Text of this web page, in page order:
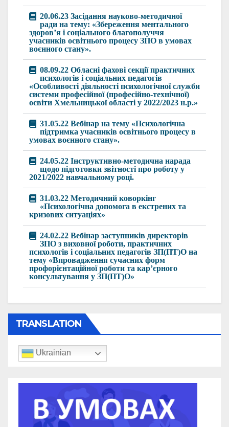
20.06.23 Засідання науково-методичної
ради на тему: «Збереження ментального
здоров’я і соціального благополуччя
учасників освітнього процесу ЗПО в умовах
воєнного стану».
08.09.22 Обласні фахові секції практичних
психологів і соціальних педагогів
«Особливості діяльності психологічної служби
системи професійної (професійно-технічної)
освіти Хмельницької області у 2022/2023 н.р.»
31.05.22 Вебінар на тему «Психологічна
підтримка учасників освітнього процесу в
умовах воєнного стану».
24.05.22 Інструктивно-методична нарада
щодо підготовки звітності про роботу у
2021/2022 навчальному році.
31.03.22 Методичний коворкінг
«Психологічна допомога в екстрених та
кризових ситуаціях»
24.02.22 Вебінар заступників директорів
ЗПО з виховної роботи, практичних
психологів і соціальних педагогів ЗП(ПТ)О на
тему «Впровадження сучасних форм
профорієнтаційної роботи та кар’єрного
консультування у ЗП(ПТ)О»
TRANSLATION
Ukrainian